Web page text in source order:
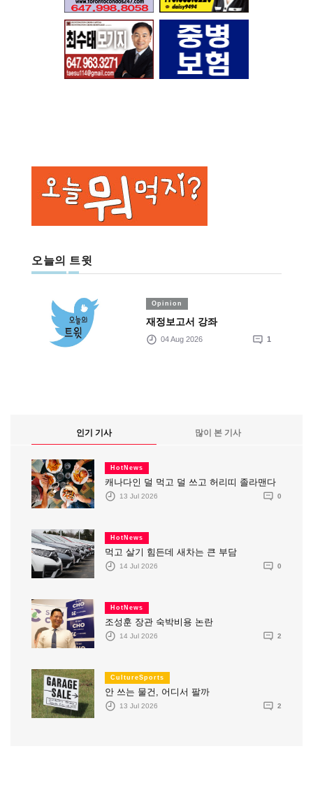
오늘의 트윗
Opinion
재정보고서 강좌
04 Aug 2026 1
인기 기사 많이 본 기사
HotNews
캐나다인 덜 먹고 덜 쓰고 허리띠 졸라맨다
13 Jul 2026 0
HotNews
먹고 살기 힘든데 새차는 큰 부담
14 Jul 2026 0
HotNews
조성훈 장관 숙박비용 논란
14 Jul 2026 2
CultureSports
안 쓰는 물건, 어디서 팔까
13 Jul 2026 2